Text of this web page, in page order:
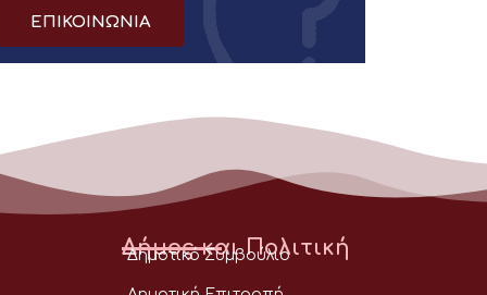
ΕΠΙΚΟΙΝΩΝΙΑ
Δήμος και Πολιτική
Δημοτικό Συμβούλιο